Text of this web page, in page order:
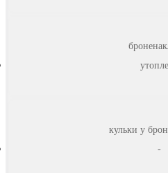
кульки у
-